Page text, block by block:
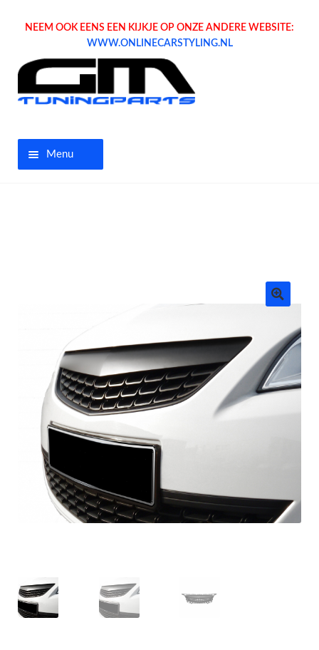
NEEM OOK EENS EEN KIJKJE OP ONZE ANDERE WEBSITE:
WWW.ONLINECARSTYLING.NL
Menu
OPC Line
Bedrijfswagen parts
Contact
Inloggen / Registreren